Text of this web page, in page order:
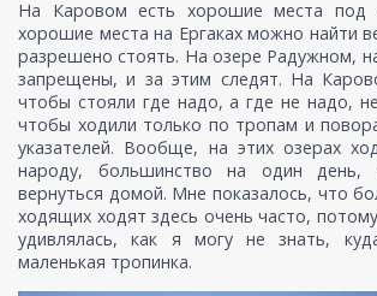
На Каровом есть хорошие места под
хорошие места на Ергаках можно найти
разрешено стоять. На озере Радужном,
запрещены, и за этим следят. На
чтобы стояли где надо, а где не надо,
чтобы ходили только по тропам и
указателей. Вообще, на этих озерах
народу, большинство на один
вернуться домой. Мне показалось, что
ходящих ходят здесь очень часто,
удивлялась, как я могу не знать,
маленькая тропинка.